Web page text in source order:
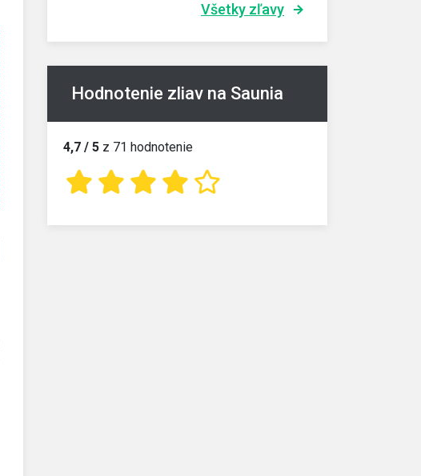
Všetky zľavy
Hodnotenie zliav na Saunia
4,7 / 5 z 71 hodnotenie